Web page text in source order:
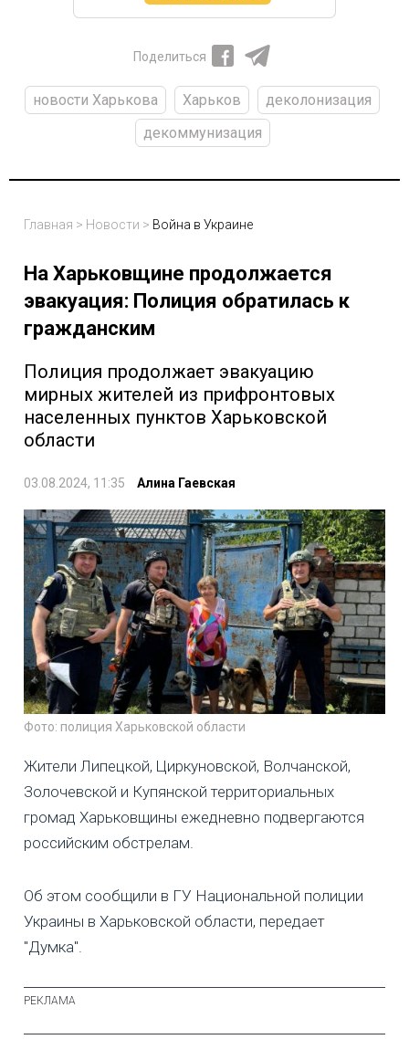
Поделиться
новости Харькова Харьков
деколонизация
декоммунизация
Главная > Новости > Война в Украине
На Харьковщине продолжается
эвакуация: Полиция обратилась к
гражданским
Полиция продолжает эвакуацию
мирных жителей из прифронтовых
населенных пунктов Харьковской
области
03.08.2024, 11:35 Алина Гаевская
Фото: полиция Харьковской области
Жители Липецкой, Циркуновской, Волчанской,
Золочевской и Купянской территориальных
громад Харьковщины ежедневно подвергаются
российским обстрелам.
Об этом сообщили в ГУ Национальной полиции
Украины в Харьковской области, передает
"Думка".